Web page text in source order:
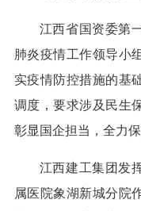
江西省国资委第
肺炎疫情工作领导小
实疫情防控措施的基
调度，要求涉及民生
彰显国企担当，全力
江西建工集团发
属医院象湖新城分院